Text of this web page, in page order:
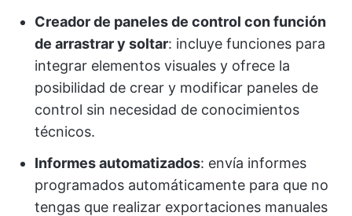
Creador de paneles de control con función
de arrastrar y soltar: incluye funciones para
integrar elementos visuales y ofrece la
posibilidad de crear y modificar paneles de
control sin necesidad de conocimientos
técnicos.
Informes automatizados: envía informes
programados automáticamente para que no
tengas que realizar exportaciones manuales